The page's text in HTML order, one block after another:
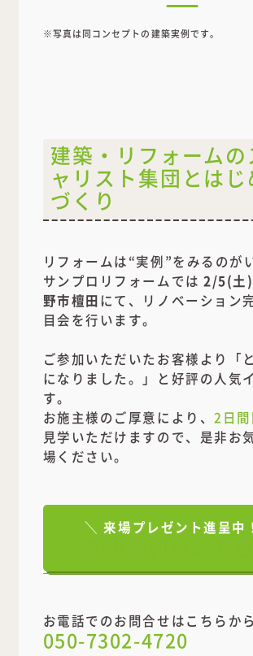
※写真は同コンセプトの建築実例です。
建築・リフォームの
ャリスト集団とはじ
づくり
リフォームは“実例”をみるのが
サンプロリフォームでは2/5(土
野市檀田にて、リノベーション
目会を行います。
ご参加いただいたお客様より「
になりました。」と好評の人気
す。
お施主様のご厚意により、2日
見学いただけますので、是非お
場ください。
＼ 来場プレゼント進呈中
お電話でのお問合せはこちらから
050-7302-4720